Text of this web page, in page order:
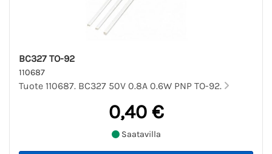
BC327 TO-92
110687
Tuote 110687. BC327 50V 0.8A 0.6W PNP TO-92.
0,40 €
Saatavilla